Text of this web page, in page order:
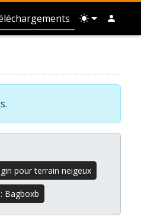
pour terrain neigeux
Bagboxb